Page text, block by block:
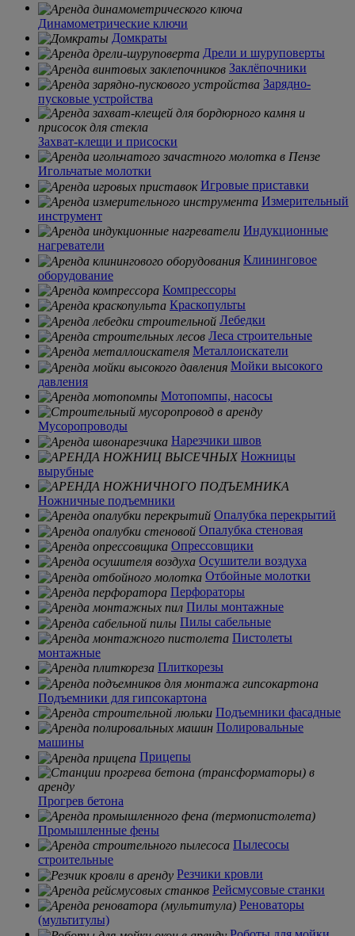
Динамометрические ключи
Домкраты
Дрели и шуруповерты
Заклёпочники
Зарядно-
пусковые устройства
Захват-клещи и присоски
Игольчатые молотки
Игровые приставки
Измерительный
инструмент
Индукционные
нагреватели
Клининговое
оборудование
Компрессоры
Краскопульты
Лебедки
Леса строительные
Металлоискатели
Мойки высокого
давления
Мотопомпы, насосы
Мусоропроводы
Нарезчики швов
Ножницы
вырубные
Ножничные подъемники
Опалубка перекрытий
Опалубка стеновая
Опрессовщики
Осушители воздуха
Отбойные молотки
Перфораторы
Пилы монтажные
Пилы сабельные
Пистолеты
монтажные
Плиткорезы
Подъемники для гипсокартона
Подъемники фасадные
Полировальные
машины
Прицепы
Прогрев бетона
Промышленные фены
Пылесосы
строительные
Резчики кровли
Рейсмусовые станки
Реноваторы
(мультитулы)